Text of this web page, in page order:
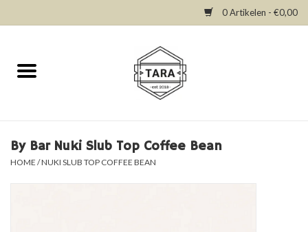
0 Artikelen - €0,00
Home
Dresses
By Bar Nuki Slub Top Coffee Bean
HOME /NUKI SLUB TOP COFFEE BEAN